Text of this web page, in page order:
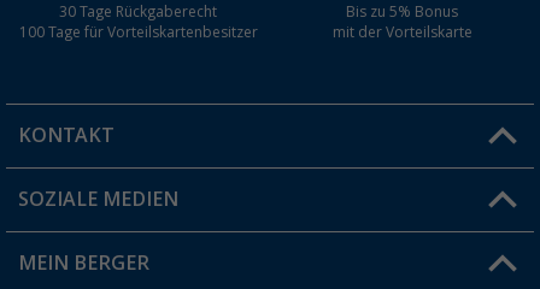
30 Tage Rückgaberecht
100 Tage für Vorteilskartenbesitzer
Bis zu 5% Bonus
mit der Vorteilskarte
KONTAKT
Du hast eine Frage?
Filiale finden
SOZIALE MEDIEN
MEIN BERGER